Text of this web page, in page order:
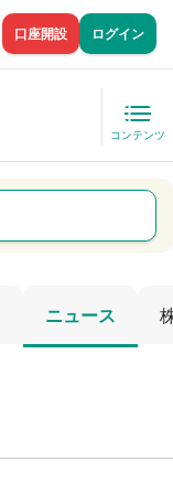
口座開設 ログイン
コンテンツ
ニュース